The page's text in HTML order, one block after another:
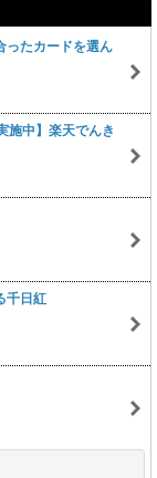
ったカードを選ん
施中】楽天でんき
千日紅